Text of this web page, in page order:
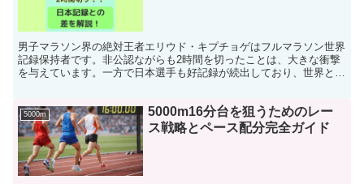
男子マラソン界の絶対王者エリウド・キプチョゲはフルマラソン世界
記録保持者です。非公認ながらも2時間を切ったことは、大きな衝撃
を与えています。一方で日本選手も好記録が続出しており、世界との
5000m
5000m16分台を狙うためのレー
ス戦略とペース配分完全ガイド